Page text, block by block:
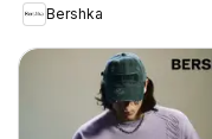
Bershka